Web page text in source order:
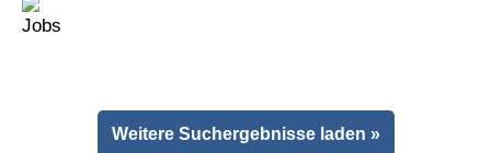
Weitere Suchergebnisse laden »